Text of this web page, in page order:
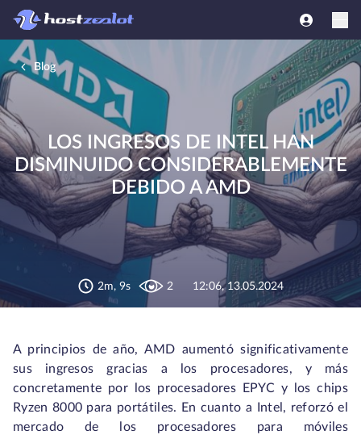
Blog
LOS INGRESOS DE INTEL HAN
DISMINUIDO CONSIDERABLEMENTE
DEBIDO A AMD
2m, 9s 2 12:06, 13.05.2024
A principios de año, AMD aumentó significativamente
sus ingresos gracias a los procesadores, y más
concretamente por los procesadores EPYC y los chips
Ryzen 8000 para portátiles. En cuanto a Intel, reforzó el
mercado de los procesadores para móviles